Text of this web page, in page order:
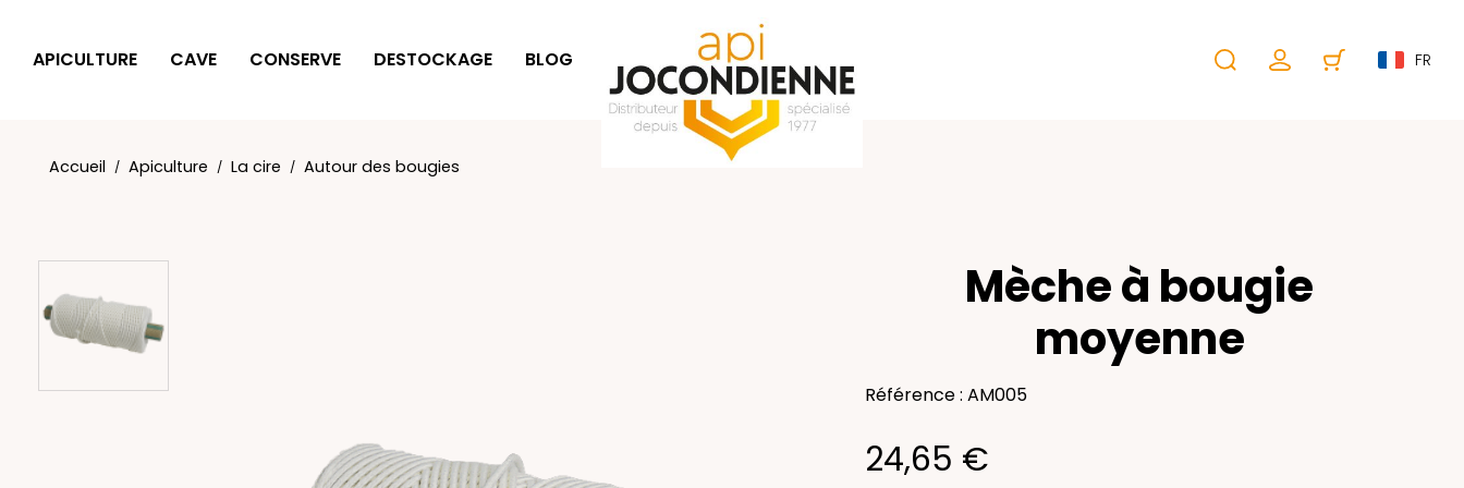
APICULTURE CAVE CONSERVE DESTOCKAGE BLOG SÉLECTION CADEAUX FR
Accueil Apiculture La cire Autour des bougies
Mèche à bougie
moyenne
Référence : AM005
24,65 €